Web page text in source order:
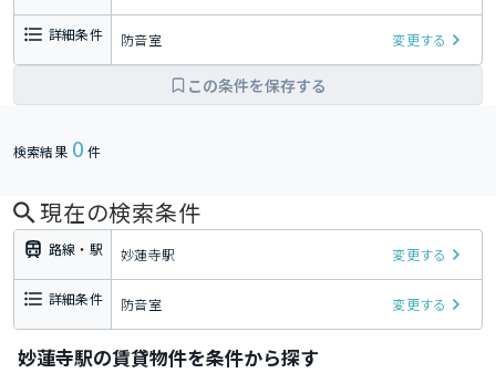
詳細条件 防音室 変更する
この条件を保存する
検索結果 0 件
現在の検索条件
路線・駅 妙蓮寺駅 変更する
詳細条件 防音室 変更する
妙蓮寺駅の賃貸物件を条件から探す